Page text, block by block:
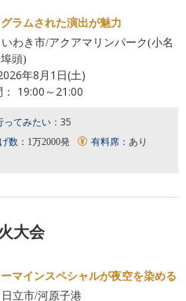
ラムされた演出が魅力
わき市/アクアマリンパーク(小名
頭)
年8月1日(土)
19:00～21:00
ってみたい： 35
数： 1万2000発 有料席： あり
大会
マインスペシャルが夜空を染める
立市/河原子港